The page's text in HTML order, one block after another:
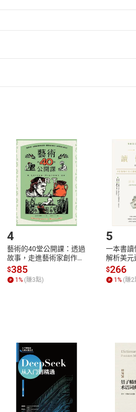
第2條第5款之規定，「非以有形媒
點選「瀏覽訂單明細」 「申請取消
貨。
付款方式
Payment
完
號，下載書籍後看書
客服資訊
4
藝術的40堂公開課：透過
故事，走進藝術家創作現
場，看藝術如何誕生、如
何形塑人類生活【電子
書】
$385
1% (賺3點)
5
一本書讀
解析美元
全球經濟
【電子書
$266
1% (賺2